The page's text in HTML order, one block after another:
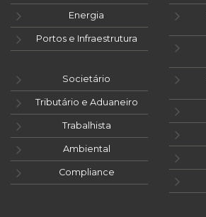
Energia
Portos e Infraestrutura
Societário
Tributário e Aduaneiro
Trabalhista
Ambiental
Compliance